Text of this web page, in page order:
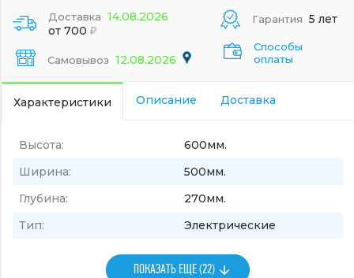
Доставка 14.08.2026
от 700
Самовывоз 12.08.2026
Гарантия 5 лет
Способы
оплаты
Характеристики Описание Доставка
Высота:
600мм.
Ширина:
500мм.
Глубина:
270мм.
Тип:
Электрические
ПОКАЗАТЬ ЕЩЕ (22)